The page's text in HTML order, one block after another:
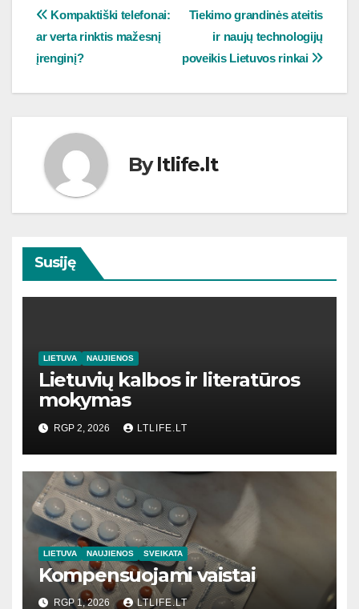
Navigacija
tarp
įrašų
Tiekimo grandinės ateitis
ir naujų technologijų
poveikis Lietuvos rinkai
Kompaktiški telefonai:
ar verta rinktis mažesnį
įrenginį?
Byltlife.lt
Susiję
LIETUVA NAUJIENOS
Lietuvių kalbos ir literatūros
mokymas
RGP 2, 2026 LTLIFE.LT
LIETUVA NAUJIENOS SVEIKATA
Kompensuojami vaistai
RGP 1, 2026 LTLIFE.LT